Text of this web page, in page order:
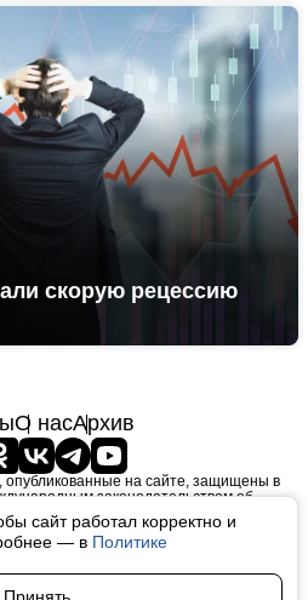
сайт работал корректно и
— в Политике
скорую рецессию
О насАрхив
на сайте, защищены в
законодательством об
Любое использование текстовых, фото,
только с согласия правообладателя
(ФЗ 152). При полном или частичном
активная индексируемая гиперссылка
Запрещено для детей. Оригинал